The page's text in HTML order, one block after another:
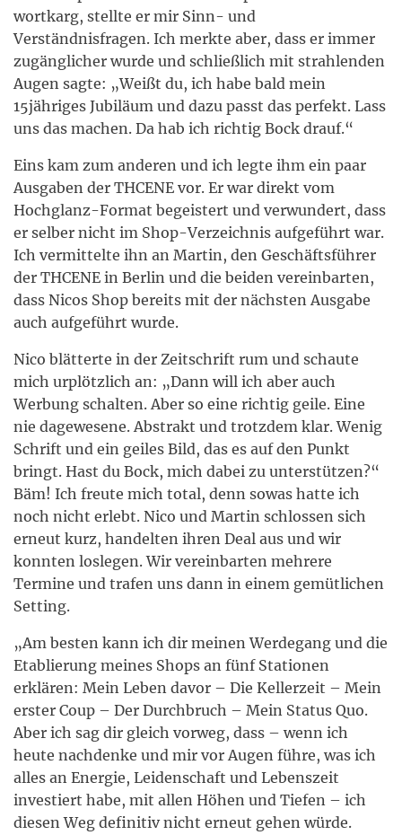
wortkarg, stellte er mir Sinn- und
Verständnisfragen. Ich merkte aber, dass er immer
zugänglicher wurde und schließlich mit strahlenden
Augen sagte: „Weißt du, ich habe bald mein
15jähriges Jubiläum und dazu passt das perfekt. Lass
uns das machen. Da hab ich richtig Bock drauf.“
Eins kam zum anderen und ich legte ihm ein paar
Ausgaben der THCENE vor. Er war direkt vom
Hochglanz-Format begeistert und verwundert, dass
er selber nicht im Shop-Verzeichnis aufgeführt war.
Ich vermittelte ihn an Martin, den Geschäftsführer
der THCENE in Berlin und die beiden vereinbarten,
dass Nicos Shop bereits mit der nächsten Ausgabe
auch aufgeführt wurde.
Nico blätterte in der Zeitschrift rum und schaute
mich urplötzlich an: „Dann will ich aber auch
Werbung schalten. Aber so eine richtig geile. Eine
nie dagewesene. Abstrakt und trotzdem klar. Wenig
Schrift und ein geiles Bild, das es auf den Punkt
bringt. Hast du Bock, mich dabei zu unterstützen?“
Bäm! Ich freute mich total, denn sowas hatte ich
noch nicht erlebt. Nico und Martin schlossen sich
erneut kurz, handelten ihren Deal aus und wir
konnten loslegen. Wir vereinbarten mehrere
Termine und trafen uns dann in einem gemütlichen
Setting.
„Am besten kann ich dir meinen Werdegang und die
Etablierung meines Shops an fünf Stationen
erklären: Mein Leben davor – Die Kellerzeit – Mein
erster Coup – Der Durchbruch – Mein Status Quo.
Aber ich sag dir gleich vorweg, dass – wenn ich
heute nachdenke und mir vor Augen führe, was ich
alles an Energie, Leidenschaft und Lebenszeit
investiert habe, mit allen Höhen und Tiefen – ich
diesen Weg definitiv nicht erneut gehen würde.